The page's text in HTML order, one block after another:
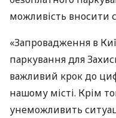
можливість вносити
«Запровадження в
паркування для
важливий крок до
нашому місті. Крім
унеможливить